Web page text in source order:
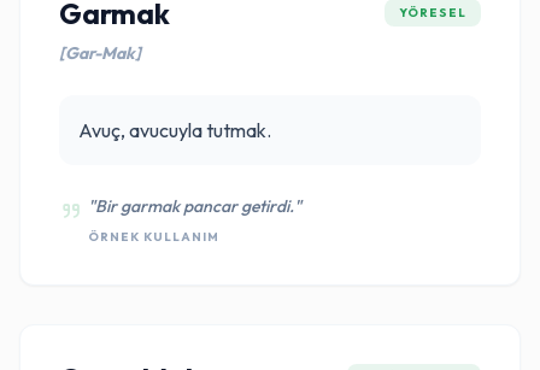
Garmak
[Gar-Mak]
YÖRESEL
Avuç, avucuyla tutmak.
"Bir garmak pancar getirdi."
ÖRNEK KULLANIM